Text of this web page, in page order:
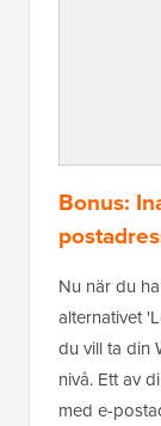
Bonus:
Nu när du
alternativet
du vill ta din
nivå. Ett av
med e-